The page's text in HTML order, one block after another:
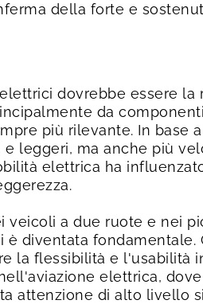
della forte e
dovrebbe essere la
da
più rilevante. In base
leggeri, ma anche più
elettrica ha
veicoli a due ruote e nei
diventata fondamentale.
la flessibilità e l'usabilità
elettrica,
attenzione di alto livello